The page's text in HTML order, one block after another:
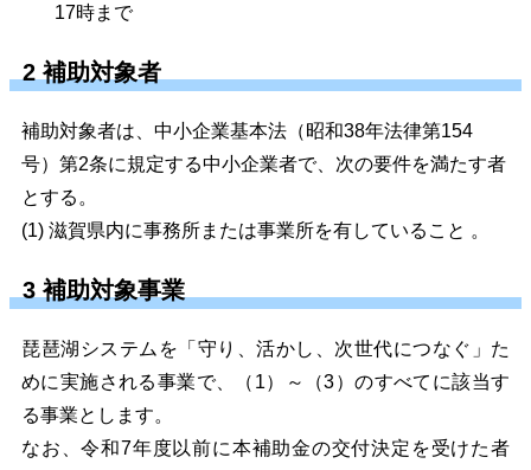
17時まで
2 補助対象者
補助対象者は、中小企業基本法（昭和38年法律第154
号）第2条に規定する中小企業者で、次の要件を満たす者
とする。
(1) 滋賀県内に事務所または事業所を有していること 。
3 補助対象事業
琵琶湖システムを「守り、活かし、次世代につなぐ」た
めに実施される事業で、（1）～（3）のすべてに該当す
る事業とします。
なお、令和7年度以前に本補助金の交付決定を受けた者